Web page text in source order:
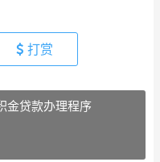
打赏
金贷款办理程序